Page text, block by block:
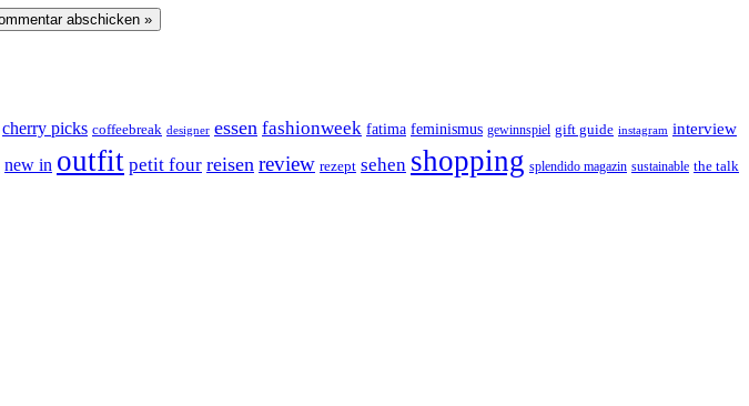
cherry picks coffeebreak designer essen fashionweek fatima feminismus gewinnspiel gift guide instagram interview
new in outfit petit four reisen review rezept sehen shopping splendido magazin sustainable the talk